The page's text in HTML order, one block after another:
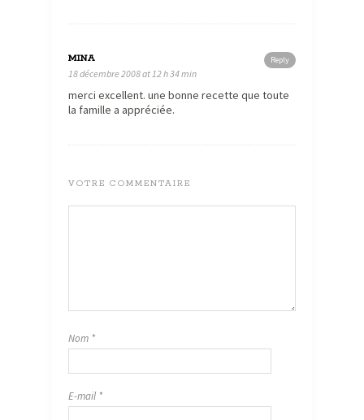
Reply
MINA
18 décembre 2008 at 12 h 34 min
merci excellent. une bonne recette que toute
la famille a appréciée.
VOTRE COMMENTAIRE
Nom *
E-mail *